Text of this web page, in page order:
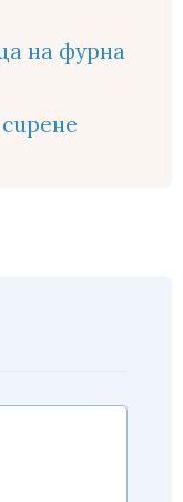
на фурна